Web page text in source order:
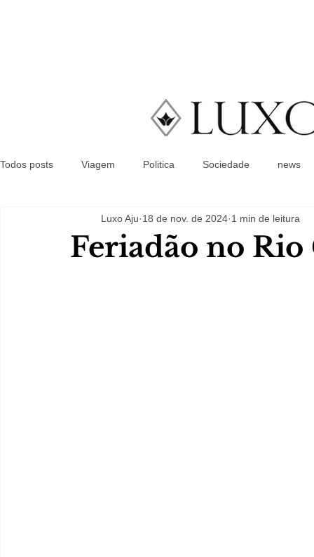
Todos posts Viagem Politica Sociedade news
Feriadão no
Luxo Aju 18 de nov. de 2024 1 min de leitura